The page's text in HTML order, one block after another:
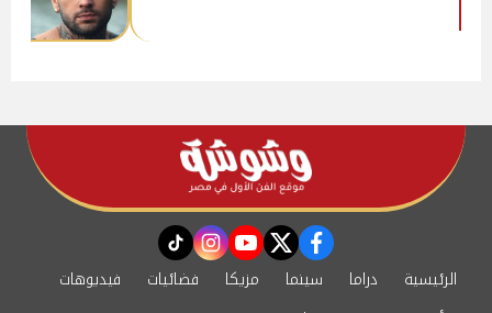
facebook
twitter
youtube
instagram
tiktok
الرئيسية دراما سينما مزيكا فضائيات
فيديوهات